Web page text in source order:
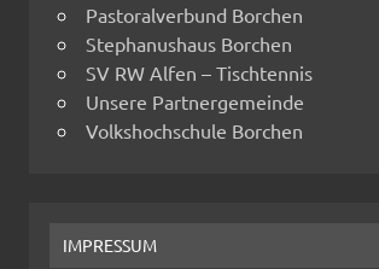
Pastoralverbund Borchen
Stephanushaus Borchen
SV RW Alfen – Tischtennis
Unsere Partnergemeinde
Volkshochschule Borchen
IMPRESSUM